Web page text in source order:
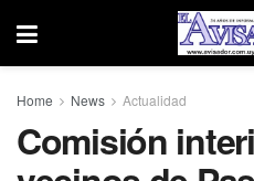
Home News Actualidad
Comisión